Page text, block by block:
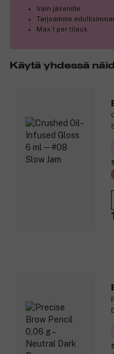
Tuotenumero:3226709
Vain jäsenille
Tarjoamme
Max 1 per tilaus.
Käytä yhdessä